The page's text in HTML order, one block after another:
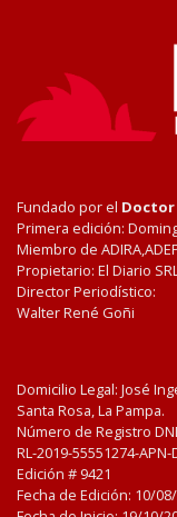
Fundado por el Doctor
Primera edición:
Miembro de
Propietario: El Diario
Director Periodístico:
Walter René Goñi
Domicilio Legal: José
Santa Rosa, La Pampa.
Número de Registro
RL-2019-55551274-APN-
Edición # 9421
Fecha de Edición: 10/